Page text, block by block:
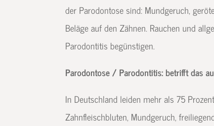
der Parodontose sind: Mundgeruch,
Beläge auf den Zähnen. Rauchen und
Parodontitis begünstigen.
Parodontose / Parodontitis: betrifft das
In Deutschland leiden mehr als 75
Zahnfleischbluten, Mundgeruch,